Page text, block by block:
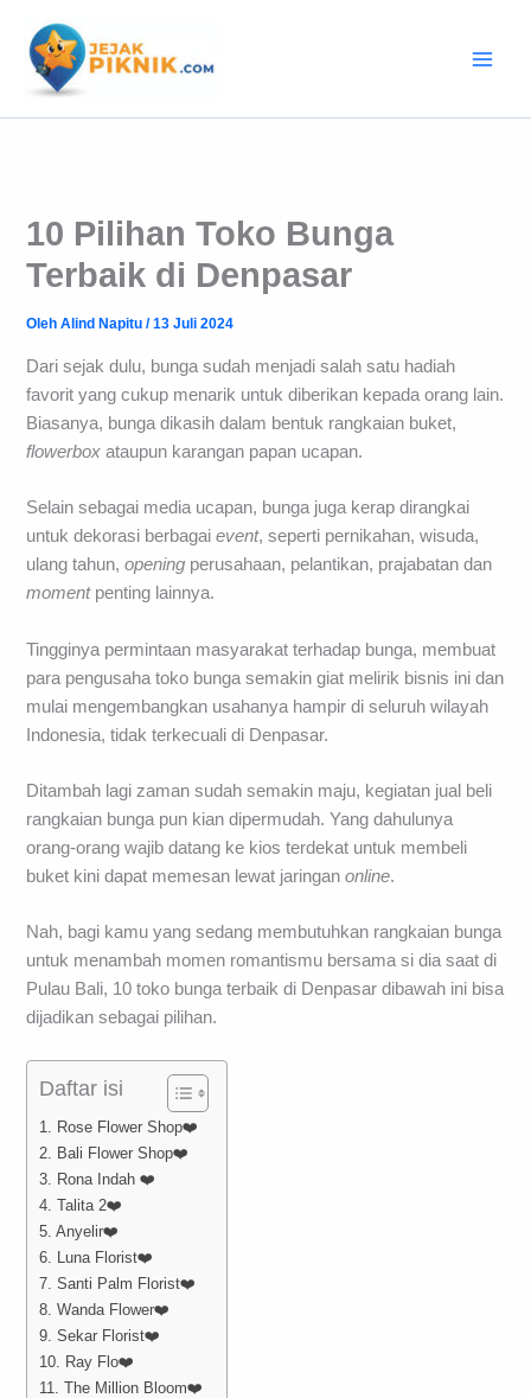
konten
10 Pilihan Toko Bunga
Terbaik di Denpasar
OlehAlind Napitu/13 Juli 2024
Dari sejak dulu, bunga sudah menjadi salah satu hadiah
favorit yang cukup menarik untuk diberikan kepada orang lain.
Biasanya, bunga dikasih dalam bentuk rangkaian buket,
flowerbox ataupun karangan papan ucapan.
Selain sebagai media ucapan, bunga juga kerap dirangkai
untuk dekorasi berbagaievent, seperti pernikahan, wisuda,
ulang tahun,opening perusahaan, pelantikan, prajabatan dan
momentpenting lainnya.
Tingginya permintaan masyarakat terhadap bunga, membuat
para pengusaha toko bunga semakin giat melirik bisnis ini dan
mulai mengembangkan usahanya hampir di seluruh wilayah
Indonesia, tidak terkecuali di Denpasar.
Ditambah lagi zaman sudah semakin maju, kegiatan jual beli
rangkaian bunga pun kian dipermudah. Yang dahulunya
orang-orang wajib datang ke kios terdekat untuk membeli
buket kini dapat memesan lewat jaringanonline.
Nah, bagi kamu yang sedang membutuhkan rangkaian bunga
untuk menambah momen romantismu bersama si dia saat di
Pulau Bali, 10 toko bunga terbaik di Denpasar dibawah ini bisa
dijadikan sebagai pilihan.
Daftar isi
1. Rose Flower Shop❤️
2. Bali Flower Shop❤️
3. Rona Indah ❤️
4. Talita 2❤️
5. Anyelir❤️
6. Luna Florist❤️
7. Santi Palm Florist❤️
8. Wanda Flower❤️
9. Sekar Florist❤️
10. Ray Flo❤️
11. The Million Bloom❤️